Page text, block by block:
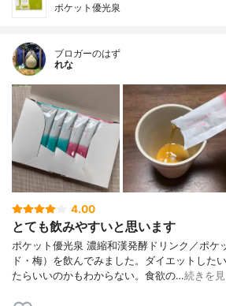
ポケット優光泉
ブロガーのはず
れな
4.00
とても飲みやすいと思います
ポケット優光泉 濃縮和漢発酵ドリンク／ポケ
ド・梅）を飲んでみました。ダイエットした
たらいいのかもわからない。食欲の…続きを